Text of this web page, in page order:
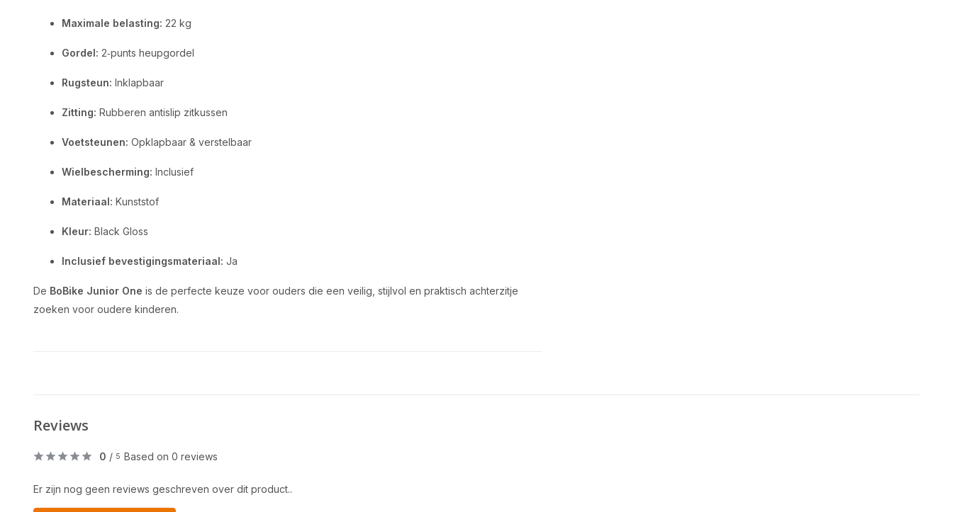
Maximale belasting: 22 kg
Gordel: 2‑punts heupgordel
Rugsteun: Inklapbaar
Zitting: Rubberen antislip zitkussen
Voetsteunen: Opklapbaar & verstelbaar
Wielbescherming: Inclusief
Materiaal: Kunststof
Kleur: Black Gloss
Inclusief bevestigingsmateriaal: Ja
De BoBike Junior One is de perfecte keuze voor ouders die een veilig, stijlvol en praktisch achterzitje
zoeken voor oudere kinderen.
Reviews
0 / 5 Based on 0 reviews
Er zijn nog geen reviews geschreven over dit product..